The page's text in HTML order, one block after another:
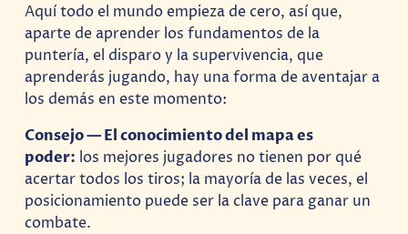
Aquí todo el mundo empieza de cero, así que,
aparte de aprender los fundamentos de la
puntería, el disparo y la supervivencia, que
aprenderás jugando, hay una forma de aventajar a
los demás en este momento:
Consejo — El conocimiento del mapa es
poder: los mejores jugadores no tienen por qué
acertar todos los tiros; la mayoría de las veces, el
posicionamiento puede ser la clave para ganar un
combate.